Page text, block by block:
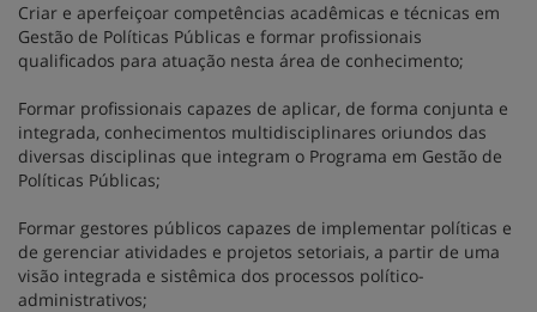
Criar e aperfeiçoar competências acadêmicas e técnicas em
Gestão de Políticas Públicas e formar profissionais
qualificados para atuação nesta área de conhecimento;
Formar profissionais capazes de aplicar, de forma conjunta e
integrada, conhecimentos multidisciplinares oriundos das
diversas disciplinas que integram o Programa em Gestão de
Políticas Públicas;
Formar gestores públicos capazes de implementar políticas e
de gerenciar atividades e projetos setoriais, a partir de uma
visão integrada e sistêmica dos processos político-
administrativos;